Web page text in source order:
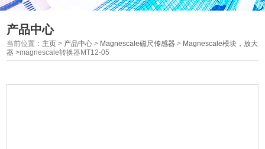
产品中心
当前位置： 主页 > 产品中心 > Magnescale磁尺传感器 > Magnescale模块，放大
器 >magnescale转换器MT12-05